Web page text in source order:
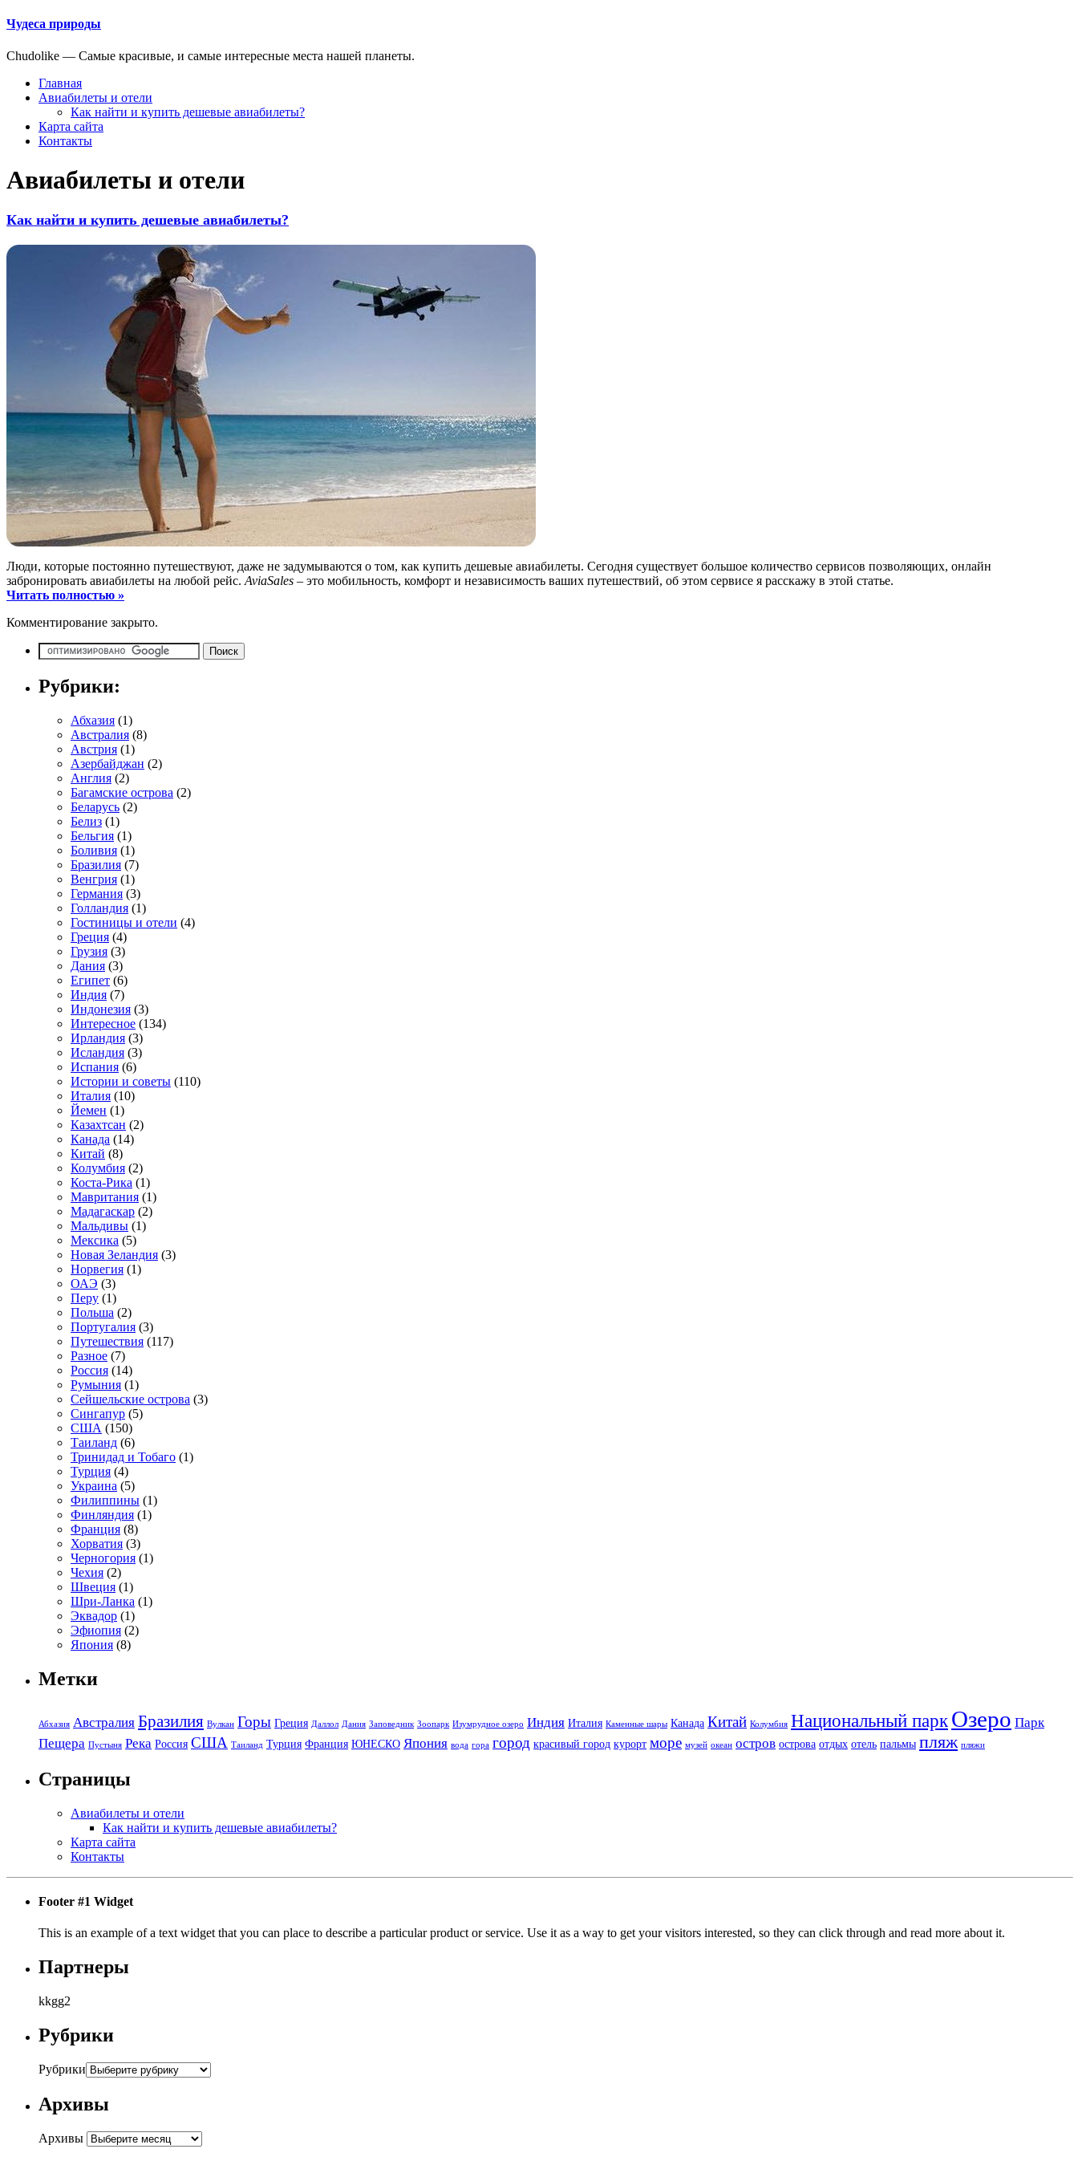
Чудеса природы
Chudolike — Cамые красивые, и самые интересные места нашей планеты.
Главная
Авиабилеты и отели
Как найти и купить дешевые авиабилеты?
Карта сайта
Контакты
Авиабилеты и отели
Как найти и купить дешевые авиабилеты?
Люди, которые постоянно путешествуют, даже не задумываются о том, как купить дешевые авиабилеты. Сегодня существует большое количество сервисов позволяющих, онлайн
забронировать авиабилеты на любой рейс. AviaSales – это мобильность, комфорт и независимость ваших путешествий, об этом сервисе я расскажу в этой статье.
Читать полностью »
Комментирование закрыто.
Рубрики:
Абхазия (1)
Австралия (8)
Австрия (1)
Азербайджан (2)
Англия (2)
Багамские острова (2)
Беларусь (2)
Белиз (1)
Бельгия (1)
Боливия (1)
Бразилия (7)
Венгрия (1)
Германия (3)
Голландия (1)
Гостиницы и отели (4)
Греция (4)
Грузия (3)
Дания (3)
Египет (6)
Индия (7)
Индонезия (3)
Интересное (134)
Ирландия (3)
Исландия (3)
Испания (6)
Истории и советы (110)
Италия (10)
Йемен (1)
Казахтсан (2)
Канада (14)
Китай (8)
Колумбия (2)
Коста-Рика (1)
Мавритания (1)
Мадагаскар (2)
Мальдивы (1)
Мексика (5)
Новая Зеландия (3)
Норвегия (1)
ОАЭ (3)
Перу (1)
Польша (2)
Португалия (3)
Путешествия (117)
Разное (7)
Россия (14)
Румыния (1)
Сейшельские острова (3)
Сингапур (5)
США (150)
Таиланд (6)
Тринидад и Тобаго (1)
Турция (4)
Украина (5)
Филиппины (1)
Финляндия (1)
Франция (8)
Хорватия (3)
Черногория (1)
Чехия (2)
Швеция (1)
Шри-Ланка (1)
Эквадор (1)
Эфиопия (2)
Япония (8)
Метки
Абхазия Австралия Бразилия Вулкан Горы Греция Даллол Дания Заповедник Зоопарк Изумрудное озеро Индия Италия Каменные шары Канада Китай Колумбия Национальный паркОзеро Парк
Пещера Пустыня Река Россия США Таиланд Турция Франция ЮНЕСКО Япония вода гора город красивый город курорт море музей океан остров острова отдых отель пальмы пляж пляжи
Страницы
Авиабилеты и отели
Как найти и купить дешевые авиабилеты?
Карта сайта
Контакты
Footer #1 Widget
This is an example of a text widget that you can place to describe a particular product or service. Use it as a way to get your visitors interested, so they can click through and read more about it.
Партнеры
kkgg2
Рубрики
Рубрики
Архивы
Архивы